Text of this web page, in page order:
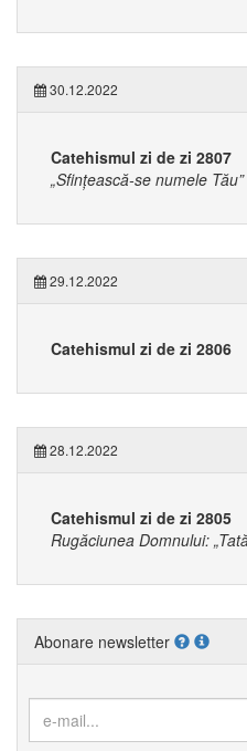
30.12.2022
Catehismul zi de zi 2807
„Sfințească-se numele
29.12.2022
Catehismul zi de zi 2806
28.12.2022
Catehismul zi de zi 2805
Rugăciunea Domnului:
Abonare newsletter